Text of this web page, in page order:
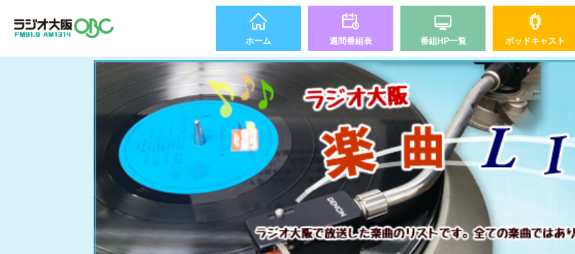
ホーム 週間番組表 番組HP一覧 ポッドキャスト